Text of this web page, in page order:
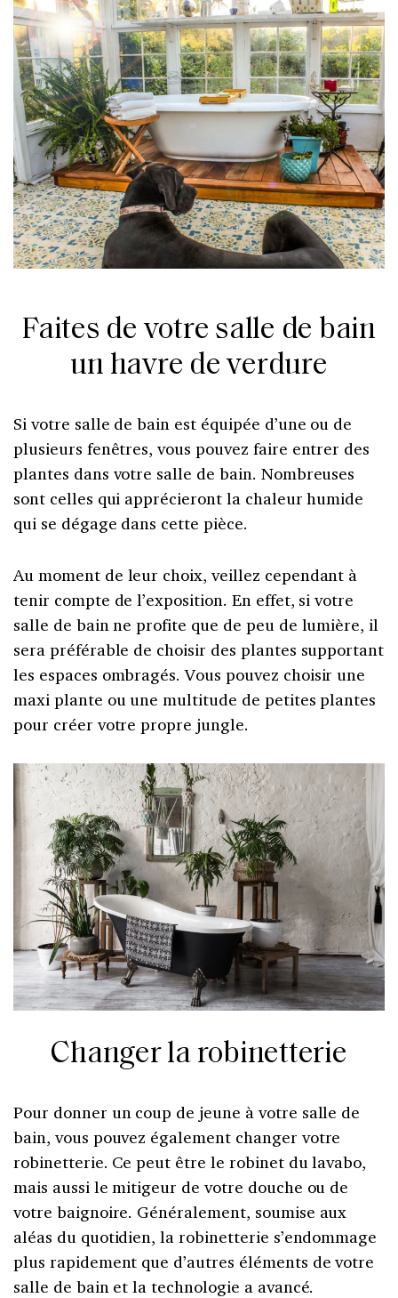
Faites de votre salle de bain
un havre de verdure
Si votre salle de bain est équipée d’une ou de
plusieurs fenêtres, vous pouvez faire entrer des
plantes dans votre salle de bain. Nombreuses
sont celles qui apprécieront la chaleur humide
qui se dégage dans cette pièce.
Au moment de leur choix, veillez cependant à
tenir compte de l’exposition. En effet, si votre
salle de bain ne profite que de peu de lumière, il
sera préférable de choisir des plantes supportant
les espaces ombragés. Vous pouvez choisir une
maxi plante ou une multitude de petites plantes
pour créer votre propre jungle.
Changer la robinetterie
Pour donner un coup de jeune à votre salle de
bain, vous pouvez également changer votre
robinetterie. Ce peut être le robinet du lavabo,
mais aussi le mitigeur de votre douche ou de
votre baignoire. Généralement, soumise aux
aléas du quotidien, la robinetterie s’endommage
plus rapidement que d’autres éléments de votre
salle de bain et la technologie a avancé.